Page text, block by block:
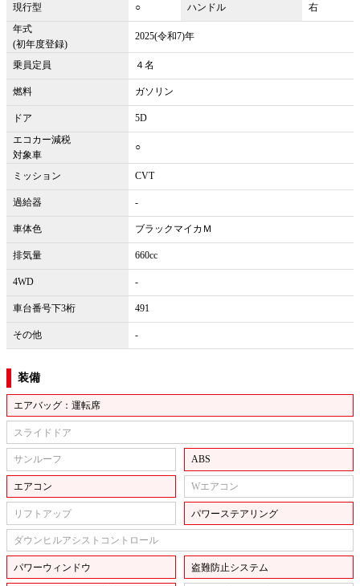
現行型 ○ ハンドル
右
年式
(初年度登録)
2025(令和7)年
乗員定員 ４名
燃料 ガソリン
ドア
5D
エコカー減税
対象車
○
ミッション CVT
過給器 -
車体色 ブラックマイカＭ
排気量 660cc
4WD -
車台番号下3桁 491
その他 -
装備
エアバッグ：運転席
スライドドア
サンルーフ ABS
エアコン Wエアコン
リフトアップ パワーステアリング
ダウンヒルアシストコントロール
パワーウィンドウ 盗難防止システム